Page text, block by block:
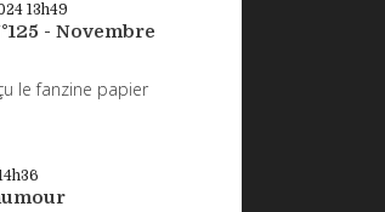
13h49
- Novembre
le fanzine papier